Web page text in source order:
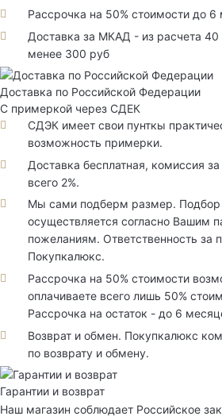
Рассрочка на 50% стоимости до 6
Доставка за МКАД - из расчета
менее 300 руб
Доставка по Российской Федерации
С примеркой через СДЕК
СДЭК имеет свои пунткы
возможность примерки.
Доставка бесплатная, комиссия
всего 2%.
Мы сами подберм размер.
осуществляется согласно Вашим
пожеланиям. Ответственность за
Покупкалюкс.
Рассрочка на 50% стоимости
оплачиваете всего лишь 50%
Рассрочка на остаток - до 6
Возврат и обмен. Покупкалюкс
по возврату и обмену.
Гарантии и возврат
Наш магазин соблюдает Российское